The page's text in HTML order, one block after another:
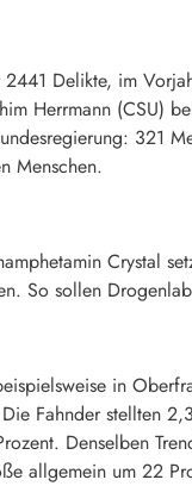
Delikte, im
Herrmann (CSU)
321
Menschen.
Crystal
So sollen
in
Fahnder stellten
Denselben
allgemein um 22